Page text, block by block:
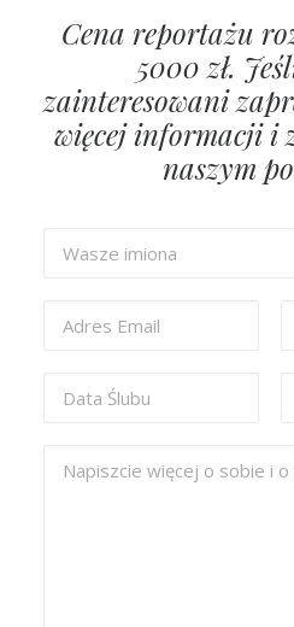
Cena reportażu
5000 zł.
zainteresowani
więcej informacji i
naszym